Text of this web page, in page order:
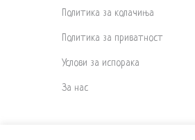
Политика за колачиња
Политика за приватност
Услови за испорака
За нас